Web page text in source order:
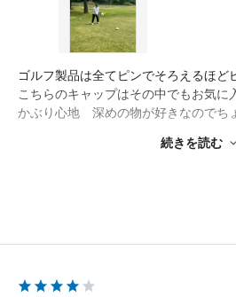
ゴルフ製品は全てピンでそろえるほど
こちらのキャップはその中でもお気に
かぶり心地 深めの物が好きなのでち
色も濃い目のグリーンでゴルフって感
配送に関してのとてもスムーズで注文
続きを読む